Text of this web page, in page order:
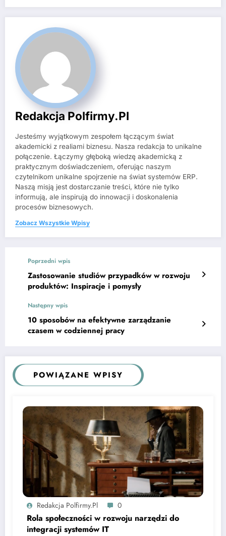
Redakcja Polfirmy.pl
Jesteśmy wyjątkowym zespołem łączącym świat
akademicki z realiami biznesu. Nasza redakcja to unikalne
połączenie. Łączymy głęboką wiedzę akademicką z
praktycznym doświadczeniem, oferując naszym
czytelnikom unikalne spojrzenie na świat systemów ERP.
Naszą misją jest dostarczanie treści, które nie tylko
informują, ale inspirują do innowacji i doskonalenia
procesów biznesowych.
Zobacz Wszystkie Wpisy
Poprzedni wpis
Zastosowanie studiów przypadków w rozwoju
produktów: Inspiracje i pomysły
Następny wpis
10 sposobów na efektywne zarządzanie
czasem w codziennej pracy
POWIĄZANE WPISY
Redakcja Polfirmy.pl 0
Rola społeczności w rozwoju narzędzi do
integracji systemów IT